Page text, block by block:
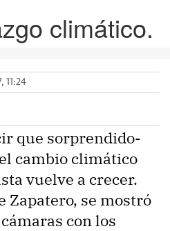
climático.
11:24
que sorprendido-
cambio climático
vuelve a crecer.
Zapatero, se mostró
con los